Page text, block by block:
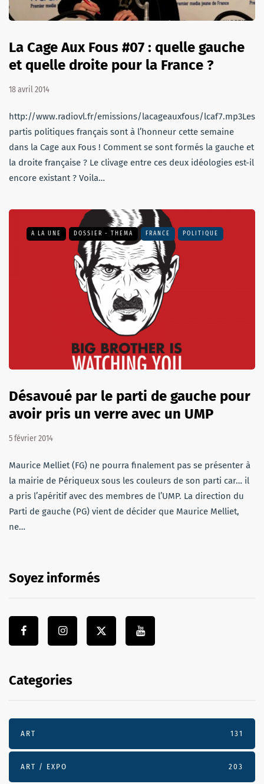
La Cage Aux Fous #07 : quelle gauche
et quelle droite pour la France ?
18 avril 2014
http://www.radiovl.fr/emissions/lacageauxfous/lcaf7.mp3Les
partis politiques français sont à l’honneur cette semaine
dans la Cage aux Fous ! Comment se sont formés la gauche et
la droite française ? Le clivage entre ces deux idéologies est-il
encore existant ? Voila…
A LA UNE DOSSIER - THEMA FRANCE POLITIQUE
Désavoué par le parti de gauche pour
avoir pris un verre avec un UMP
5 février 2014
Maurice Melliet (FG) ne pourra finalement pas se présenter à
la mairie de Périqueux sous les couleurs de son parti car… il
a pris l’apéritif avec des membres de l’UMP. La direction du
Parti de gauche (PG) vient de décider que Maurice Melliet,
ne…
Soyez informés
Categories
ART 131
ART / EXPO 203